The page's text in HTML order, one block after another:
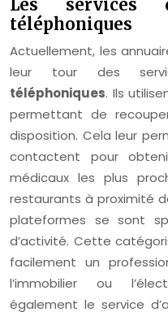
Les services
téléphoniques
Actuellement, les
leur tour des
téléphoniques. Ils
permettant de
disposition. Cela leur
contactent pour
médicaux les plus
restaurants à proximité
plateformes se sont
d’activité. Cette
facilement un
l’immobilier ou
également le service